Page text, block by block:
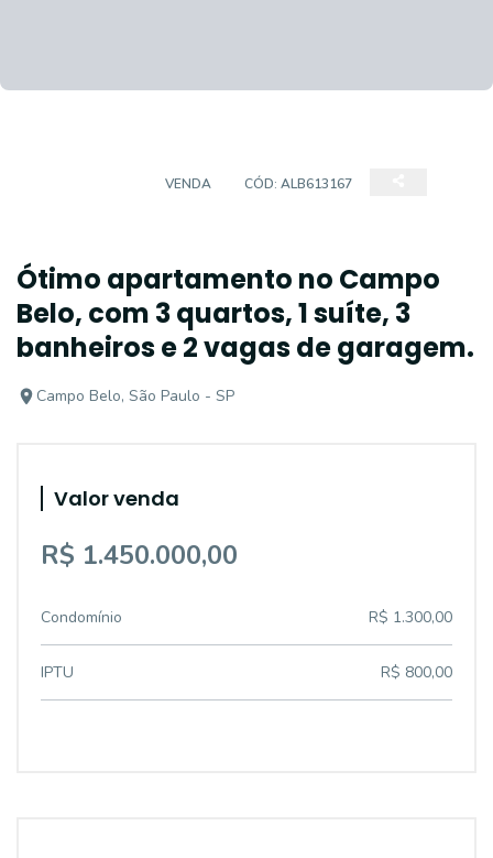
VENDA CÓD: ALB613167
Ótimo apartamento no Campo
Belo, com 3 quartos, 1 suíte, 3
banheiros e 2 vagas de garagem.
Campo Belo, São Paulo - SP
Valor venda
R$ 1.450.000,00
Condomínio R$ 1.300,00
IPTU R$ 800,00